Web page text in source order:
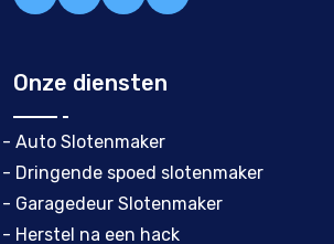
Onze diensten
- Auto Slotenmaker
- Dringende spoed slotenmaker
- Garagedeur Slotenmaker
- Herstel na een hack